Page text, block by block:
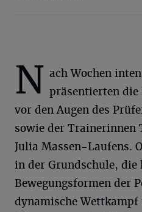
N ach Wochen
präsentierten
vor den Augen des
sowie der Trainerinnen
Julia Massen-Laufens.
in der Grundschule, die
Bewegungsformen der
dynamische